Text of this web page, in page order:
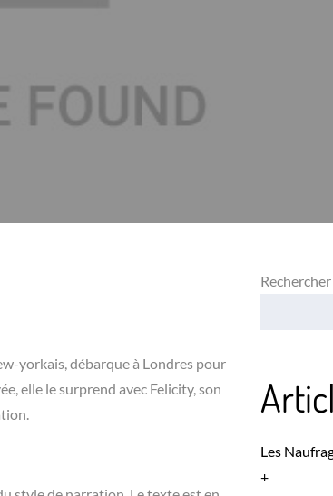
yorkais, débarque à Londres pour
elle le surprend avec Felicity, son
Rechercher
Les
+